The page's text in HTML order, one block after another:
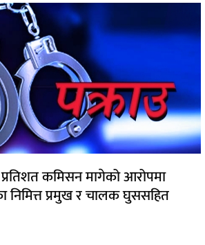
कमिसन मागेको आरोपमा
निमित्त प्रमुख र चालक घुससहित